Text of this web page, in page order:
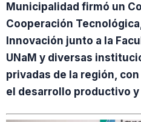
Municipalidad firmó un
Cooperación
Innovación junto a la
UNaM y diversas
privadas de la región,
el desarrollo productivo